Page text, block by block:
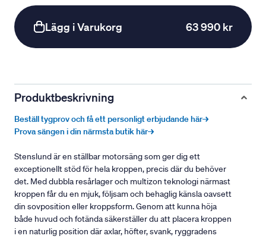
Lägg i Varukorg 63 990 kr
Produktbeskrivning
Beställ tygprov och få ett personligt erbjudande här→
Prova sängen i din närmsta butik här→
Stenslund är en ställbar motorsäng som ger dig ett
exceptionellt stöd för hela kroppen, precis där du behöver
det. Med dubbla resårlager och multizon teknologi närmast
kroppen får du en mjuk, följsam och behaglig känsla oavsett
din sovposition eller kroppsform. Genom att kunna höja
både huvud och fotända säkerställer du att placera kroppen
i en naturlig position där axlar, höfter, svank, ryggradens